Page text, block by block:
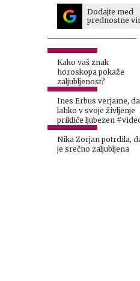
Dodajte med
prednostne
Kako vaš znak
horoskopa pokaže
zaljubljenost?
Ines Erbus verjame, da
lahko v svoje življenje
prikliče ljubezen
Nika Zorjan potrdila,
je srečno zaljubljena